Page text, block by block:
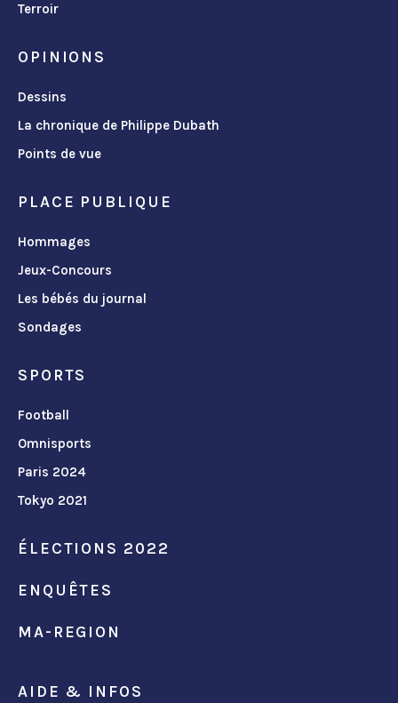
Terroir
OPINIONS
Dessins
La chronique de Philippe Dubath
Points de vue
PLACE PUBLIQUE
Hommages
Jeux-Concours
Les bébés du journal
Sondages
SPORTS
Football
Omnisports
Paris 2024
Tokyo 2021
ÉLECTIONS 2022
ENQUÊTES
MA-REGION
AIDE & INFOS